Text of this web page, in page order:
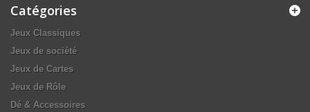
Catégories
Jeux Classiques
Jeux de société
Jeux de Cartes
Jeux de Rôle
Dé & Accessoires